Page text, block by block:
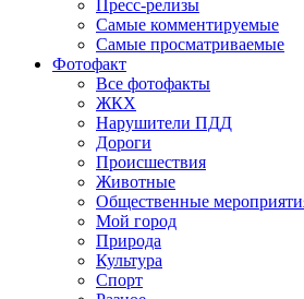
Пресс-релизы
Самые комментируемые
Самые просматриваемые
Фотофакт
Все фотофакты
ЖКХ
Нарушители ПДД
Дороги
Происшествия
Животные
Общественные
Мой город
Природа
Культура
Спорт